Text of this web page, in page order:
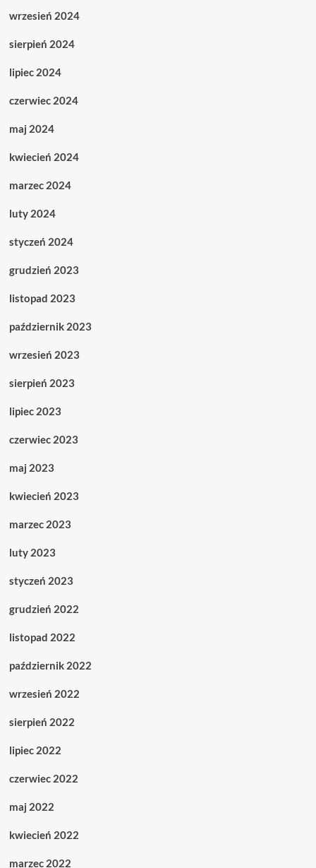
wrzesień 2024
sierpień 2024
lipiec 2024
czerwiec 2024
maj 2024
kwiecień 2024
marzec 2024
luty 2024
styczeń 2024
grudzień 2023
listopad 2023
październik 2023
wrzesień 2023
sierpień 2023
lipiec 2023
czerwiec 2023
maj 2023
kwiecień 2023
marzec 2023
luty 2023
styczeń 2023
grudzień 2022
listopad 2022
październik 2022
wrzesień 2022
sierpień 2022
lipiec 2022
czerwiec 2022
maj 2022
kwiecień 2022
marzec 2022